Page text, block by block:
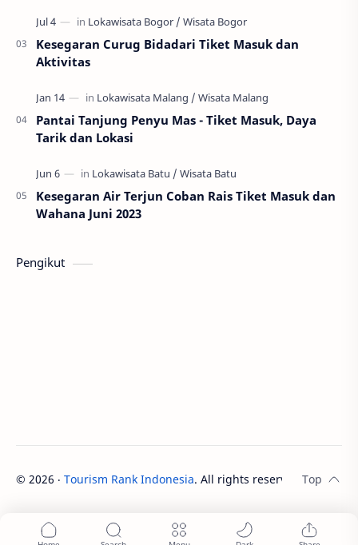
Kesegaran Curug Bidadari Tiket Masuk dan
Aktivitas
Pantai Tanjung Penyu Mas - Tiket Masuk, Daya
Tarik dan Lokasi
Kesegaran Air Terjun Coban Rais Tiket Masuk dan
Wahana Juni 2023
Pengikut
© 2026 ‧ Tourism Rank Indonesia. All rights reserved.